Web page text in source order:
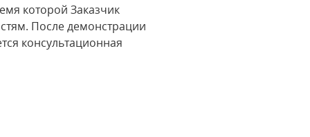
которой Заказчик
После демонстрации
консультационная